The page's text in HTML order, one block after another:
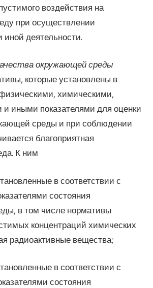
воздействия на
при осуществлении
иной деятельности.
окружающей среды
которые установлены в
химическими,
и иными показателями для оценки
среды и при соблюдении
благоприятная
К ним
в соответствии с
состояния
в том числе нормативы
концентраций химических
радиоактивные вещества;
в соответствии с
состояния